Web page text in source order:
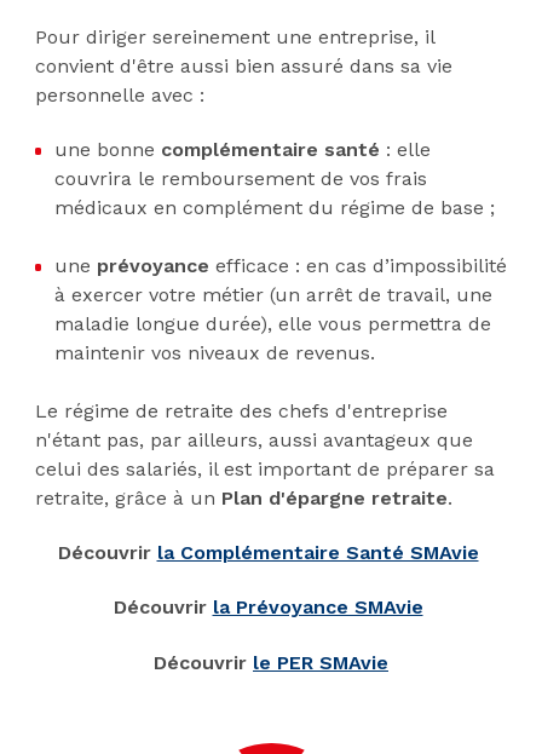
Pour diriger sereinement une entreprise, il
convient d'être aussi bien assuré dans sa vie
personnelle avec :
une bonne complémentaire santé : elle
couvrira le remboursement de vos frais
médicaux en complément du régime de base ;
une prévoyance efficace : en cas d’impossibilité
à exercer votre métier (un arrêt de travail, une
maladie longue durée), elle vous permettra de
maintenir vos niveaux de revenus.
Le régime de retraite des chefs d'entreprise
n'étant pas, par ailleurs, aussi avantageux que
celui des salariés, il est important de préparer sa
retraite, grâce à un Plan d'épargne retraite.
Découvrir la Complémentaire Santé SMAvie
Découvrir la Prévoyance SMAvie
Découvrir le PER SMAvie